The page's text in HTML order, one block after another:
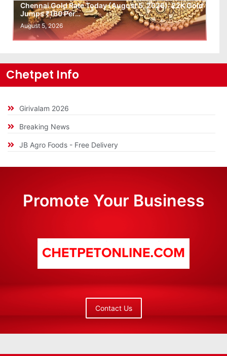
Chennai Gold Rate Today (August 5, 2026): 22K Gold
Jumps ₹160 Per…
August 5, 2026
Chetpet Info
Girivalam 2026
Breaking News
JB Agro Foods - Free Delivery
Promote Your Business
Contact Us